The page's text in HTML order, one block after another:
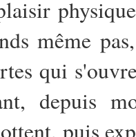
même
qui
depuis
puis